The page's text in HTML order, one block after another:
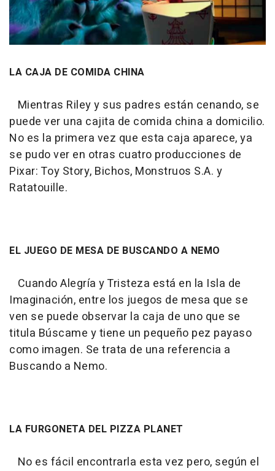
LA CAJA DE COMIDA CHINA
Mientras Riley y sus padres están cenando, se
puede ver una cajita de comida china a domicilio.
No es la primera vez que esta caja aparece, ya
se pudo ver en otras cuatro producciones de
Pixar: Toy Story, Bichos, Monstruos S.A. y
Ratatouille.
EL JUEGO DE MESA DE BUSCANDO A NEMO
Cuando Alegría y Tristeza está en la Isla de
Imaginación, entre los juegos de mesa que se
ven se puede observar la caja de uno que se
titula Búscame y tiene un pequeño pez payaso
como imagen. Se trata de una referencia a
Buscando a Nemo.
LA FURGONETA DEL PIZZA PLANET
No es fácil encontrarla esta vez pero, según el